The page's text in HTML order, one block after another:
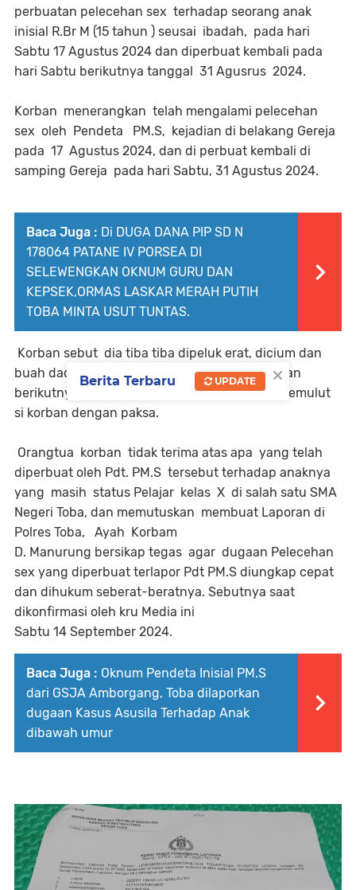
perbuatan pelecehan sex terhadap seorang anak
inisial R.Br M (15 tahun ) seusai ibadah, pada hari
Sabtu 17 Agustus 2024 dan diperbuat kembali pada
hari Sabtu berikutnya tanggal 31 Agusrus 2024.
Korban menerangkan telah mengalami pelecehan
sex oleh Pendeta PM.S, kejadian di belakang Gereja
pada 17 Agustus 2024, dan di perbuat kembali di
samping Gereja pada hari Sabtu, 31 Agustus 2024.
Baca Juga : Di DUGA DANA PIP SD N
178064 PATANE IV PORSEA DI
SELEWENGKAN OKNUM GURU DAN
KEPSEK,ORMAS LASKAR MERAH PUTIH
TOBA MINTA USUT TUNTAS.
Korban sebut dia tiba tiba dipeluk erat, dicium dan
buah dadanya di raba, diremas, dan perbuatan
berikutnya alat vital pak Pendeta dimasukan kemulut
si korban dengan paksa.
Orangtua korban tidak terima atas apa yang telah
diperbuat oleh Pdt. PM.S tersebut terhadap anaknya
yang masih status Pelajar kelas X di salah satu SMA
Negeri Toba, dan memutuskan membuat Laporan di
Polres Toba, Ayah Korbam
D. Manurung bersikap tegas agar dugaan Pelecehan
sex yang diperbuat terlapor Pdt PM.S diungkap cepat
dan dihukum seberat-beratnya. Sebutnya saat
dikonfirmasi oleh kru Media ini
Sabtu 14 September 2024.
Baca Juga : Oknum Pendeta Inisial PM.S
dari GSJA Amborgang, Toba dilaporkan
dugaan Kasus Asusila Terhadap Anak
dibawah umur
×
Berita Terbaru UPDATE